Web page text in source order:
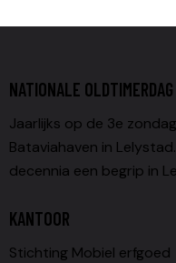
NATIONALE
Jaarlijks op de 3e
Bataviahaven in
decennia een begrip in
KANTOOR
Stichting Mobiel erfgoed